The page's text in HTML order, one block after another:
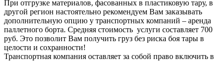
При отгрузке материалов, фасованных в пластиковую тару, в
другой регион настоятельно рекомендуем Вам заказывать
дополнительную опцию у транспортных компаний – аренда
паллетного борта. Средняя стоимость услуги составляет 700
руб. Это позволит Вам получить груз без риска боя тары в
целости и сохранности!
Транспортная компания оставляет за собой право включить в